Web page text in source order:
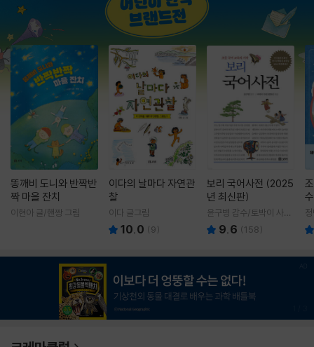
똥깨비 도니와 반짝반
짝 마을 잔치
이현아 글/핸짱 그림
이다의 날마다 자연관
찰
이다 글그림
10.0 (9)
보리 국어사전 (2025
년 최신판)
윤구병 감수/토박이 사전
편찬실 편
9.6 (158)